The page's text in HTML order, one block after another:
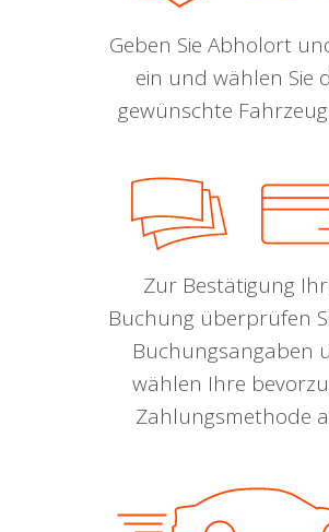
Geben Sie Abholort
ein und wählen Sie
gewünschte
Zur Bestätigung
Buchung überprüfen
Buchungsangaben
wählen Ihre
Zahlungsmethode